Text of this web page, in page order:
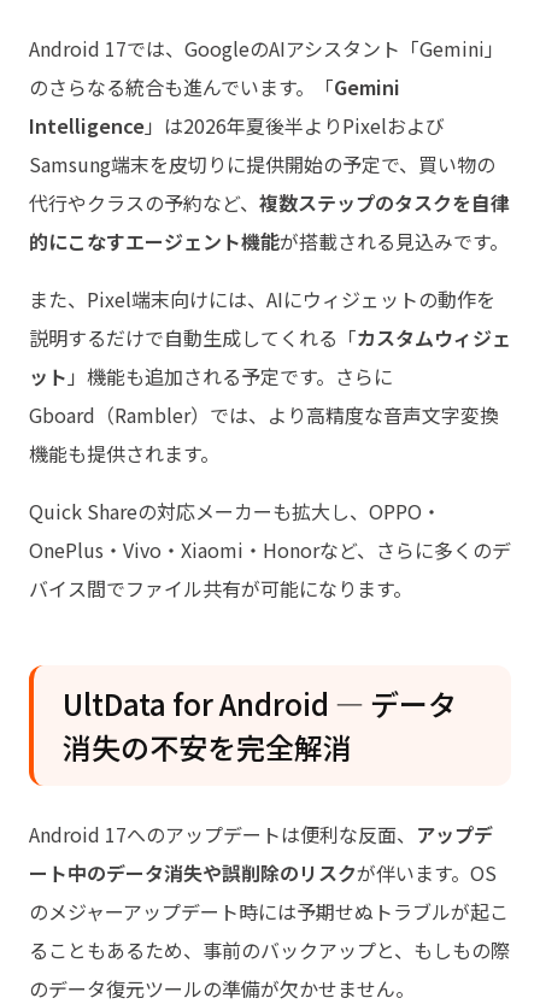
Android 17では、GoogleのAIアシスタント「Gemini」
のさらなる統合も進んでいます。「Gemini
Intelligence」は2026年夏後半よりPixelおよび
Samsung端末を皮切りに提供開始の予定で、買い物の
代行やクラスの予約など、 複数ステップのタスクを自律
的にこなすエージェント機能が搭載される見込みです。
また、Pixel端末向けには、AIにウィジェットの動作を
説明するだけで自動生成してくれる「カスタムウィジェ
ット 」機能も追加される予定です。さらに
Gboard（Rambler）では、より高精度な音声文字変換
機能も提供されます。
Quick Shareの対応メーカーも拡大し、OPPO・
OnePlus・Vivo・Xiaomi・Honorなど、さらに多くのデ
バイス間でファイル共有が可能になります。
UltData for Android — データ
消失の不安を完全解消
Android 17へのアップデートは便利な反面、 アップデ
ート中のデータ消失や誤削除のリスクが伴います。OS
のメジャーアップデート時には予期せぬトラブルが起こ
ることもあるため、事前のバックアップと、もしもの際
のデータ復元ツールの準備が欠かせません。